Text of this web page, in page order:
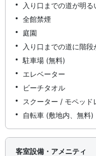
入り口までの道が明る
全館禁煙
庭園
入り口までの道に階段
駐車場 (無料)
エレベーター
ビーチタオル
スクーター / モペッド
自転車 (敷地内、無料)
客室設備・アメニティ